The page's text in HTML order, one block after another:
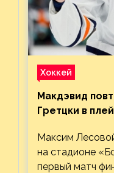
Хоккей
Макдэвид
Гретцки в
Максим
на стадионе
первый матч